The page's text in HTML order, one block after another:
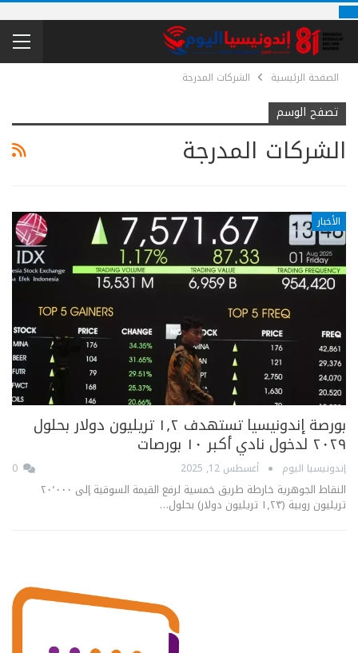
الصفحة الرئيسية الشركات المدرجة
تصفح الوسم
الشركات المدرجة
الأخبار
بورصة إندونيسيا تستهدف ١٫٢ تريليون دولار بحلول
٢٠٢٩ لدخول نادي أكبر ١٠ بورصات
إندونيسيا اليوم أغسطس 12, 2025
النقاط الجوهرية خارطة طريق خمسية لرفع القيمة السوقية إلى ٢٠٬٠٠٠
تريليون روبية (١٫٢٣ تريليون دولار) بحلول…